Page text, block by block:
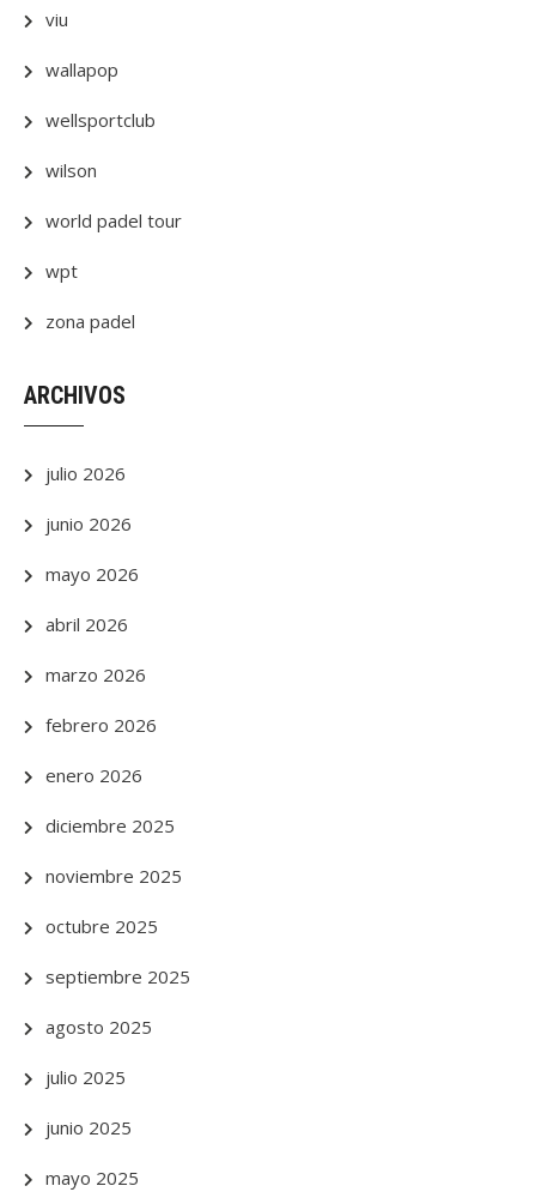
viu
wallapop
wellsportclub
wilson
world padel tour
wpt
zona padel
ARCHIVOS
julio 2026
junio 2026
mayo 2026
abril 2026
marzo 2026
febrero 2026
enero 2026
diciembre 2025
noviembre 2025
octubre 2025
septiembre 2025
agosto 2025
julio 2025
junio 2025
mayo 2025